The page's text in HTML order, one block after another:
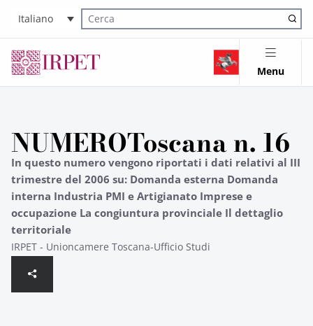
Italiano
Cerca nel sito
Menu
NUMEROToscana n. 16
In questo numero vengono riportati i dati relativi al III
trimestre del 2006 su: Domanda esterna Domanda
interna Industria PMI e Artigianato Imprese e
occupazione La congiuntura provinciale Il dettaglio
territoriale
IRPET - Unioncamere Toscana-Ufficio Studi